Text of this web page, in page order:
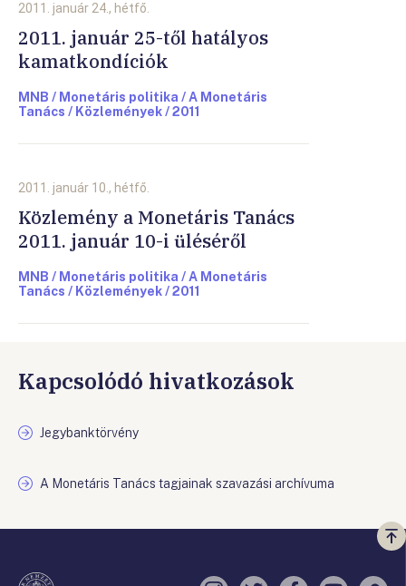
2011. január 24., hétfő.
2011. január 25-től hatályos
kamatkondíciók
MNB / Monetáris politika / A Monetáris
Tanács / Közlemények / 2011
2011. január 10., hétfő.
Közlemény a Monetáris Tanács
2011. január 10-i üléséről
MNB / Monetáris politika / A Monetáris
Tanács / Közlemények / 2011
Kapcsolódó hivatkozások
Jegybanktörvény
A Monetáris Tanács tagjainak szavazási archívuma
a